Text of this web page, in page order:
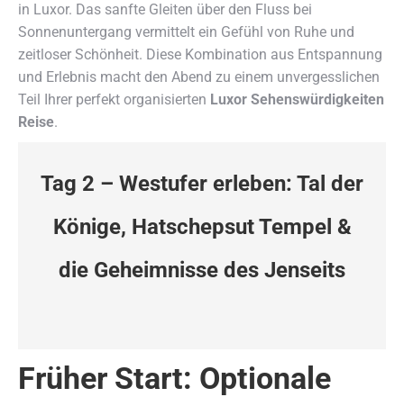
in Luxor. Das sanfte Gleiten über den Fluss bei
Sonnenuntergang vermittelt ein Gefühl von Ruhe und
zeitloser Schönheit. Diese Kombination aus Entspannung
und Erlebnis macht den Abend zu einem unvergesslichen
Teil Ihrer perfekt organisierten Luxor Sehenswürdigkeiten
Reise.
Tag 2 – Westufer erleben: Tal der
Könige, Hatschepsut Tempel &
die Geheimnisse des Jenseits
Früher Start: Optionale